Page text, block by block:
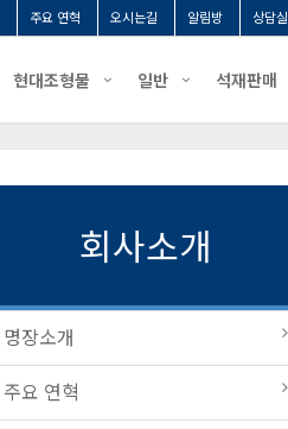
주요 연혁 오시는길 알림방 상담실
현대조형물 일반 석재판매
회사소개
명장소개
주요 연혁